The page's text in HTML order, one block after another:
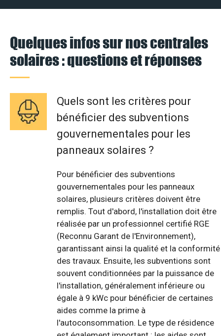
Quelques infos sur nos centrales
solaires : questions et réponses
Quels sont les critères pour
bénéficier des subventions
gouvernementales pour les
panneaux solaires ?
Pour bénéficier des subventions
gouvernementales pour les panneaux
solaires, plusieurs critères doivent être
remplis. Tout d'abord, l'installation doit être
réalisée par un professionnel certifié RGE
(Reconnu Garant de l'Environnement),
garantissant ainsi la qualité et la conformité
des travaux. Ensuite, les subventions sont
souvent conditionnées par la puissance de
l'installation, généralement inférieure ou
égale à 9 kWc pour bénéficier de certaines
aides comme la prime à
l'autoconsommation. Le type de résidence